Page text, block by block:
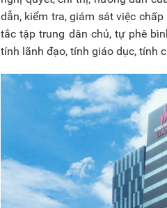
dẫn, kiểm tra, giám sát việc
tắc tập trung dân chủ, tự phê
tính lãnh đạo, tính giáo dục, tính